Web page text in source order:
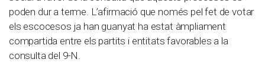
poden dur a terme. L’afirmació que només pel fet de votar
els escocesos ja han guanyat ha estat àmpliament
compartida entre els partits i entitats favorables a la
consulta del 9-N.